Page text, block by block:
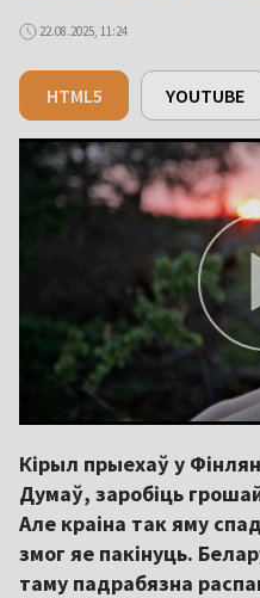
22.08.2025, 11:24
HTML5 YOUTUBE
Кірыл прыехаў у
Думаў, заробіць
Але краіна так яму
змог яе пакінуць.
таму падрабязна